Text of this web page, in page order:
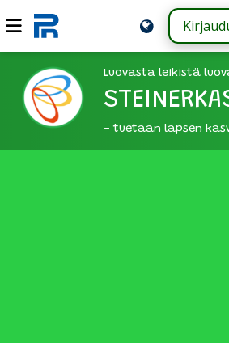
Luovasta leikistä
- tuetaan lapsen